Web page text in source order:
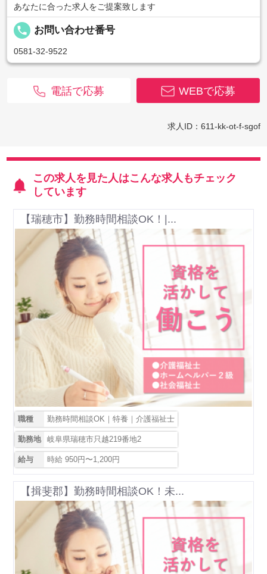
あなたに合った求人をご提案致します
local_phone お問い合わせ番号
0581-32-9522
WEBで応募
電話で応募
求人ID：611-kk-ot-f-sgof
この求人を見た人はこんな求人もチェック
しています
【瑞穂市】勤務時間相談OK！|...
職種 勤務時間相談OK｜特養｜介護福祉士
勤務地 岐阜県瑞穂市只越219番地2
給与 時給 950円〜1,200円
【揖斐郡】勤務時間相談OK！未...